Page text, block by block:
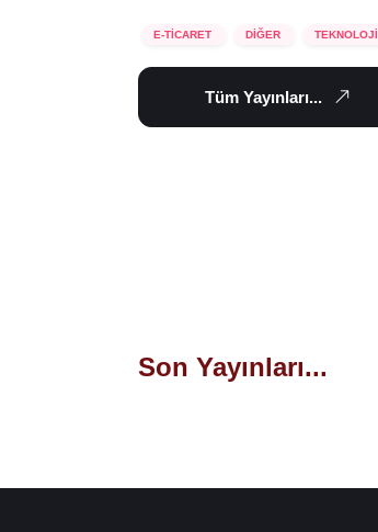
E-TİCARET DİĞER TEKNOLOJİ
Tüm Yayınları...
Son Yayınları...